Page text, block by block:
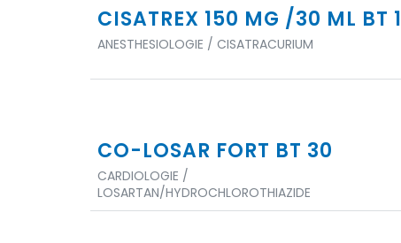
CISATREX 150 MG /30 ML BT 1
ANESTHESIOLOGIE / CISATRACURIUM
CO-LOSAR FORT BT 30
CARDIOLOGIE /
LOSARTAN/HYDROCHLOROTHIAZIDE